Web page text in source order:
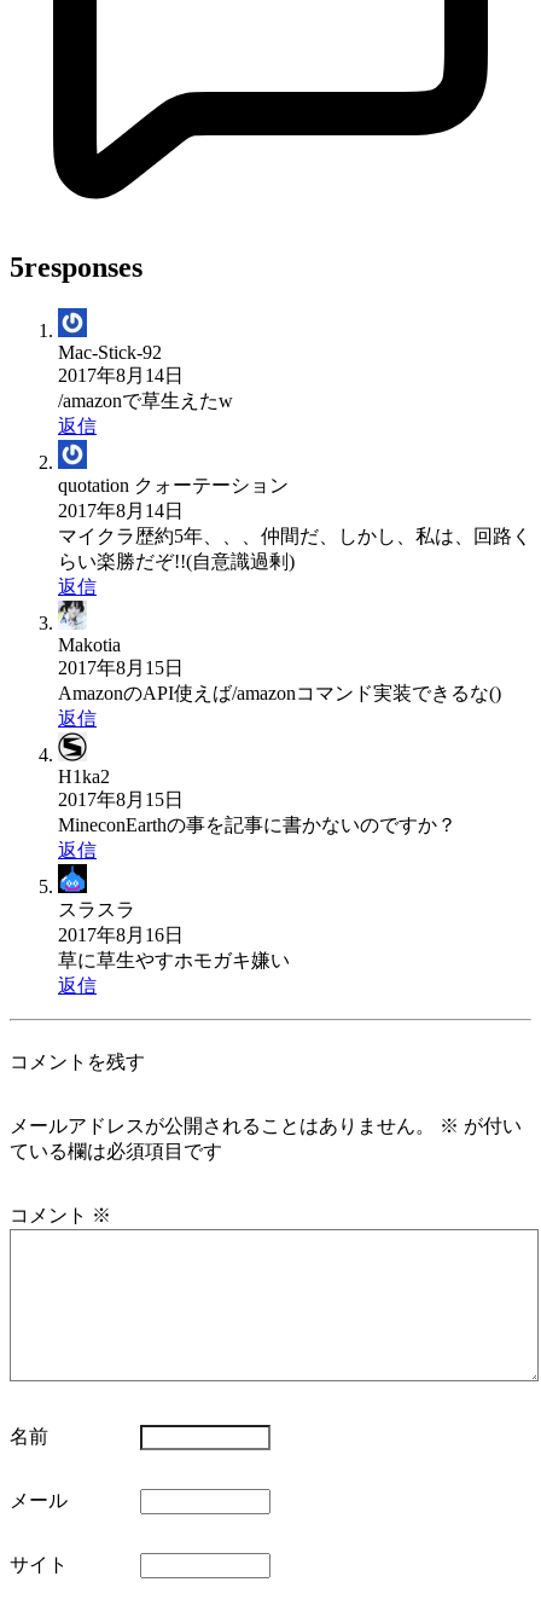
5responses
Mac-Stick-92
2017年8月14日
/amazonで草生えたw
返信
quotation クォーテーション
2017年8月14日
マイクラ歴約5年、、、仲間だ、しかし、私は、回路く
らい楽勝だぞ!!(自意識過剰)
返信
Makotia
2017年8月15日
AmazonのAPI使えば/amazonコマンド実装できるな()
返信
H1ka2
2017年8月15日
MineconEarthの事を記事に書かないのですか？
返信
スラスラ
2017年8月16日
草に草生やすホモガキ嫌い
返信
コメントを残す
メールアドレスが公開されることはありません。 ※ が付い
ている欄は必須項目です
コメント ※
名前
メール
サイト